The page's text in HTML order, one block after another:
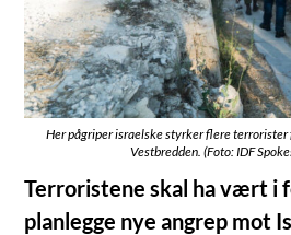
Her pågriper israelske styrker flere terrorister
Vestbredden. (Foto: IDF
Terroristene skal ha vært i
planlegge nye angrep mot